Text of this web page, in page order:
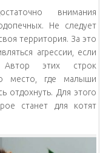
внимания
Не следует
территория. За это
агрессии, если
Автор этих строк
место, где малыши
отдохнуть. Для этого
станет для котят